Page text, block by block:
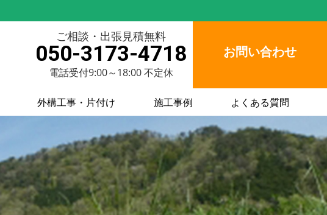
ご相談・出張見積無料
050-3173-4718
電話受付9:00～18:00 不定休
お問い合わせ
外構工事・片付け 施工事例 よくある質問